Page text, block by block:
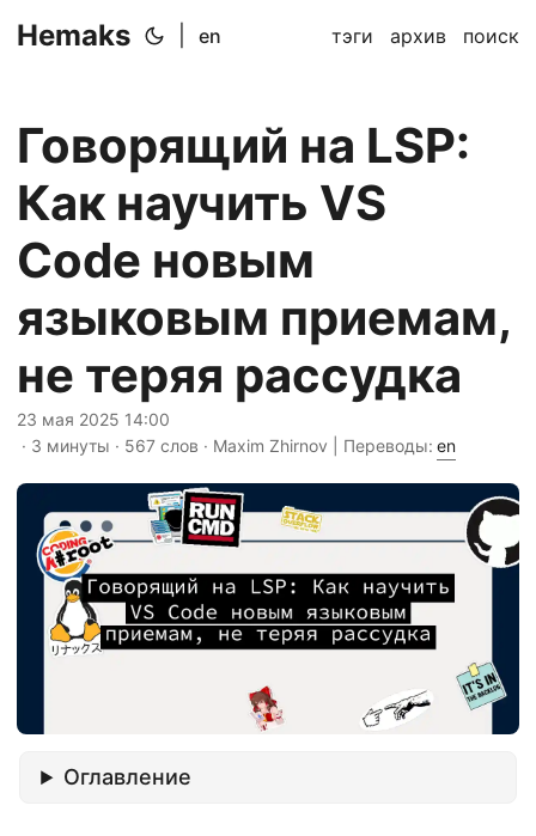
Hemaks en тэги архив поиск
Говорящий на LSP:
Как научить VS
Code новым
языковым приемам,
не теряя рассудка
23 мая 2025 14:00
· 3 минуты · 567 слов · Maxim Zhirnov | Переводы: en
Оглавление